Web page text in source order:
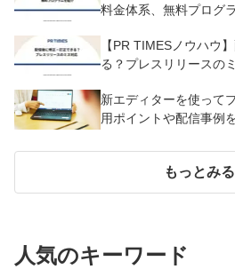
料金体系、無料プログ
【PR TIMESノウハウ
る？プレスリリースの
新エディターを使って
用ポイントや配信事例
もっとみる
人気のキーワード